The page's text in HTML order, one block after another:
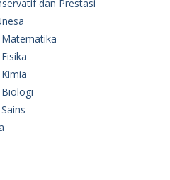
dan Prestasi